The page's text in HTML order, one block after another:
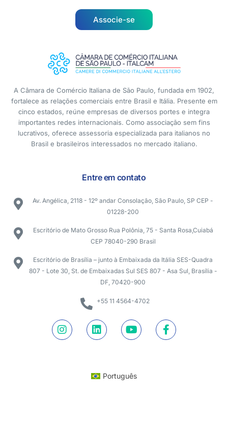
Associe-se
A Câmara de Comércio Italiana de São Paulo, fundada em 1902,
fortalece as relações comerciais entre Brasil e Itália. Presente em
cinco estados, reúne empresas de diversos portes e integra
importantes redes internacionais. Como associação sem fins
lucrativos, oferece assessoria especializada para italianos no
Brasil e brasileiros interessados no mercado italiano.
Entre em contato
Av. Angélica, 2118 - 12º andar Consolação, São Paulo, SP CEP -
01228-200
Escritório de Mato Grosso Rua Polônia, 75 - Santa Rosa,Cuiabá
CEP 78040-290 Brasil
Escritório de Brasília – junto à Embaixada da Itália SES-Quadra
807 - Lote 30, St. de Embaixadas Sul SES 807 - Asa Sul, Brasília -
DF, 70420-900
+55 11 4564-4702
Português